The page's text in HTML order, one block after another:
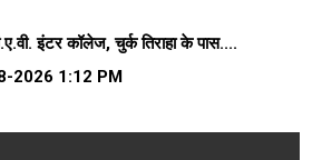
इंटर कॉलेज, चुर्क तिराहा के पास....
2026 1:12 PM